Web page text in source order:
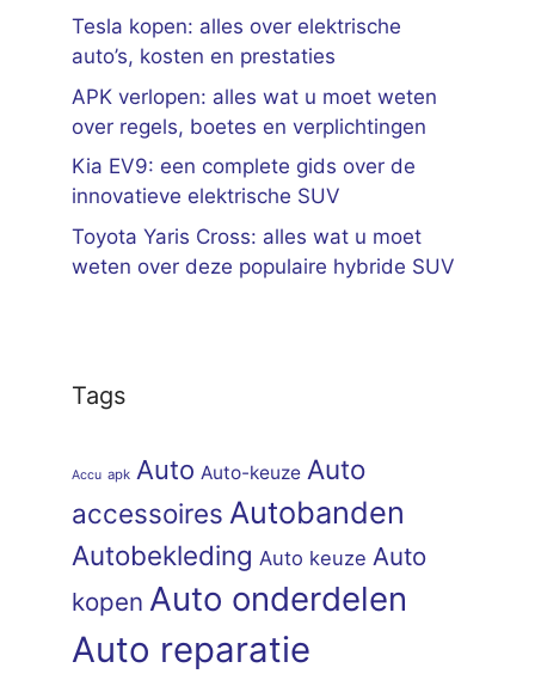
Tesla kopen: alles over elektrische
auto’s, kosten en prestaties
APK verlopen: alles wat u moet weten
over regels, boetes en verplichtingen
Kia EV9: een complete gids over de
innovatieve elektrische SUV
Toyota Yaris Cross: alles wat u moet
weten over deze populaire hybride SUV
Tags
Accu apk Auto Auto-keuze Auto
accessoires Autobanden
Autobekleding Auto keuze Auto
kopen Auto onderdelen
Auto reparatie